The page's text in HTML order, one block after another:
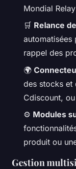
Mondial Relay
🛒 Relance
rappel des
🌍
des stocks et
Cdiscount,
⚙️ Modules
produit ou
Gestion